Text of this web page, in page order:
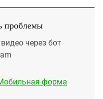
проблемы
через бот
форма